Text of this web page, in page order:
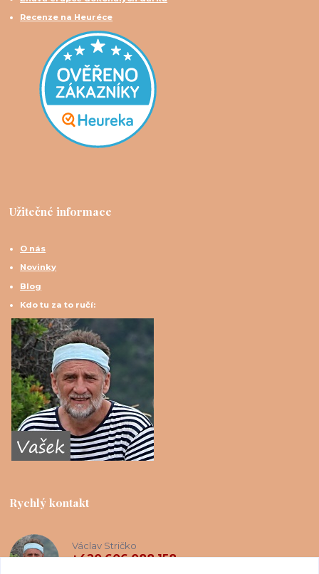
Recenze na Heuréce
Užitečné informace
O nás
Novinky
Blog
Kdo tu za to ručí:
Rychlý kontakt
Václav Stričko
+420 606 088 158